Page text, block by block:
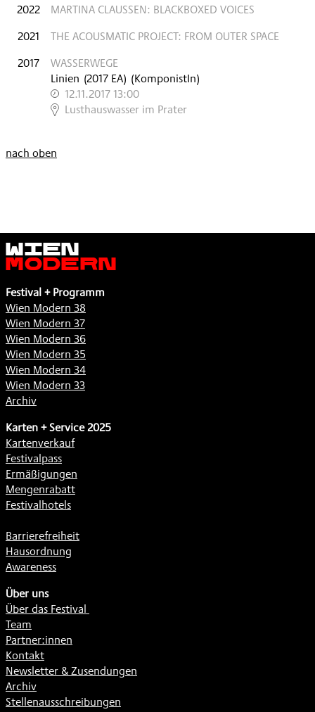
2022
MARTINA CLAUSSEN: BLACKBOXED VOICES
2021
THE ACOUSMATIC PROJECT: FROM OUTER SPACE
2017
WASSERWEGE
Linien (2017 EA) (KomponistIn)
12.11.2017 13:00
,
Lusthauswasser im Prater
nach oben
Wien
Modern
Festival + Programm
Wien Modern 38
Wien Modern 37
Wien Modern 36
Wien Modern 35
Wien Modern 34
Wien Modern 33
Archiv
Karten + Service 2025
Kartenverkauf
Festivalpass
Ermäßigungen
Mengenrabatt
Festivalhotels
Barrierefreiheit
Hausordnung
Awareness
Über uns
Über das Festival
Team
Partner:innen
Kontakt
Newsletter & Zusendungen
Archiv
Stellenausschreibungen